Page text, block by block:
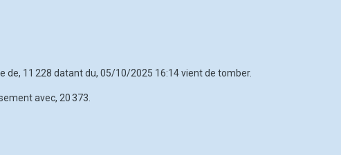
de, 11 228 datant du, 05/10/2025 16:14 vient de tomber.
avec, 20 373.